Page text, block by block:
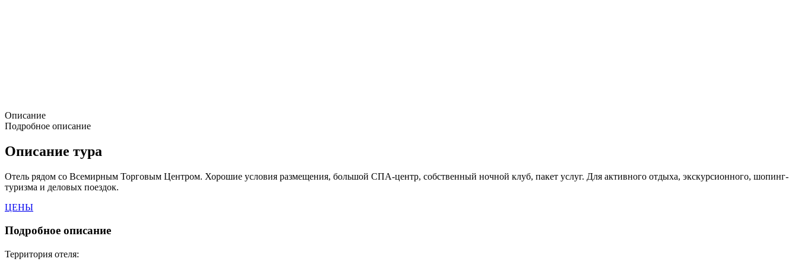
Описание
Подробное описание
Описание тура
Отель рядом со Всемирным Торговым Центром. Хорошие условия размещения, большой СПА-центр, собственный ночной клуб, пакет услуг. Для активного отдыха, экскурсионного, шопинг-
туризма и деловых поездок.
ЦЕНЫ
Подробное описание
Территория отеля: